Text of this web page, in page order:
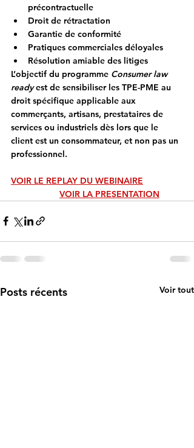
précontractuelle
Droit de rétractation
Garantie de conformité
Pratiques commerciales déloyales
Résolution amiable des litiges
L’objectif du programme Consumer law
ready est de sensibiliser les TPE-PME au
droit spécifique applicable aux
commerçants, artisans, prestataires de
services ou industriels dès lors que le
client est un consommateur, et non pas un
professionnel.
VOIR LE REPLAY DU WEBINAIRE
VOIR LA PRESENTATION
Posts récents Voir tout